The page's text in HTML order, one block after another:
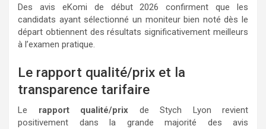
Des avis eKomi de début 2026 confirment que les
candidats ayant sélectionné un moniteur bien noté dès le
départ obtiennent des résultats significativement meilleurs
à l’examen pratique.
Le rapport qualité/prix et la
transparence tarifaire
Le rapport qualité/prix de Stych Lyon revient
positivement dans la grande majorité des avis